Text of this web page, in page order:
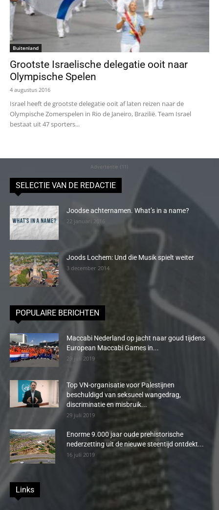
Buitenland
Grootste Israelische delegatie ooit naar
Olympische Spelen
4 augustus 2016
Israel heeft de grootste delegatie ooit af laten reizen naar de
Olympische Zomerspelen in Rio de Janeiro, Brazilië. Team Israel
bestaat uit 47 sporters...
Advertentie (11)
SELECTIE VAN DE REDACTIE
Joodse achternamen. What’s in a name?
22 januari 2016
Joods Lochem: Und die Musik spielt weiter
3 december 2014
POPULAIRE BERICHTEN
Maccabi Nederland op jacht naar goud tijdens
European Maccabi Games in...
29 juli 2019
Top VN-organisatie voor Palestijnen
beschuldigd van seksueel wangedrag,
discriminatie en misbruik...
29 juli 2019
Enorme 9.000 jaar oude prehistorische
nederzetting uit de nieuwe steentijd ontdekt...
16 juli 2019
Links